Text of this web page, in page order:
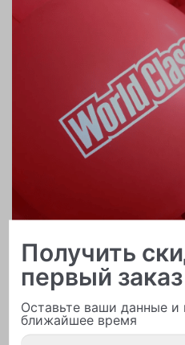
Печать логотипа
Получить
первый заказ
Оставьте ваши данные
ближайшее время